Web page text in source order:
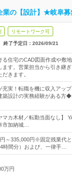
業の【設計】★岐阜募
リモートワーク可
終了予定日： 2026/09/21
る住宅のCAD図面作成や敷
ます。営業担当から引き継
きます。
充実！転職を機に収入アッ
設計の実務経験がある方◆
マカ木材／転勤当面なし】
市加納城…
～335,000円※固定残業代
時間分）および、一律手…
万円